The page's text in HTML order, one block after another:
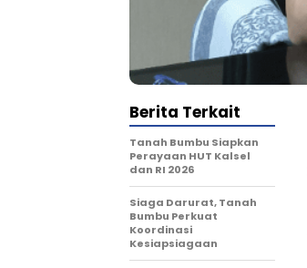
Berita Terkait
Tanah Bumbu Siapkan
Perayaan HUT Kalsel
dan RI 2026
Siaga Darurat, Tanah
Bumbu Perkuat
Koordinasi
Kesiapsiagaan